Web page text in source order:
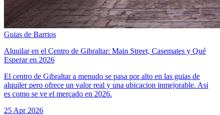
Guias de Barrios
Alquilar en el Centro de Gibraltar: Main Street, Casemates y Qué
Esperar en 2026
El centro de Gibraltar a menudo se pasa por alto en las guias de
alquiler pero ofrece un valor real y una ubicacion inmejorable. Asi
es como se ve el mercado en 2026.
25 Apr 2026